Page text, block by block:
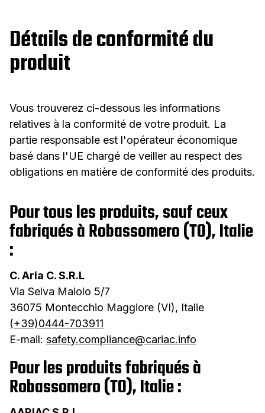
Détails de conformité du
produit
Vous trouverez ci-dessous les informations
relatives à la conformité de votre produit. La
partie responsable est l'opérateur économique
basé dans l'UE chargé de veiller au respect des
obligations en matière de conformité des produits.
Pour tous les produits, sauf ceux
fabriqués à Robassomero (TO), Italie
:
C. Aria C. S.R.L
Via Selva Maiolo 5/7
36075 Montecchio Maggiore (VI), Italie
(+39)0444-703911
E-mail: safety.compliance@cariac.info
Pour les produits fabriqués à
Robassomero (TO), Italie :